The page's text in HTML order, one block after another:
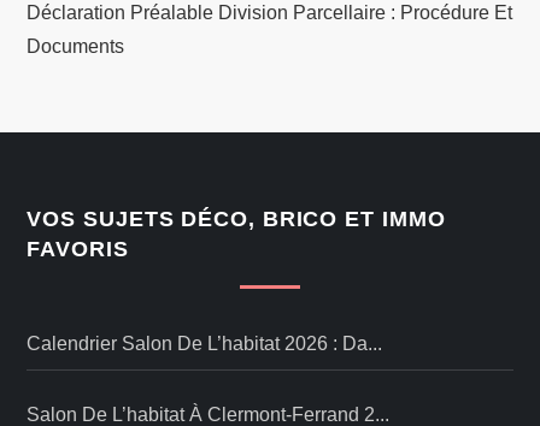
Déclaration Préalable Division Parcellaire : Procédure Et
Documents
VOS SUJETS DÉCO, BRICO ET IMMO
FAVORIS
Calendrier Salon De L’habitat 2026 : Da...
Salon De L’habitat À Clermont-Ferrand 2...